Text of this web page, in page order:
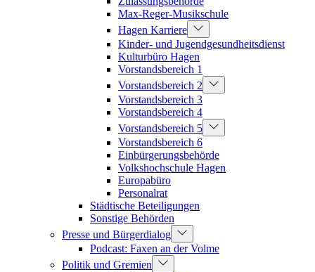
Max-Reger-Musikschule
Hagen Karriere
Kinder- und Jugendgesundheitsdienst
Kulturbüro Hagen
Vorstandsbereich 1
Vorstandsbereich 2
Vorstandsbereich 3
Vorstandsbereich 4
Vorstandsbereich 5
Vorstandsbereich 6
Einbürgerungsbehörde
Volkshochschule Hagen
Europabüro
Personalrat
Städtische Beteiligungen
Sonstige Behörden
Presse und Bürgerdialog
Podcast: Faxen an der Volme
Politik und Gremien